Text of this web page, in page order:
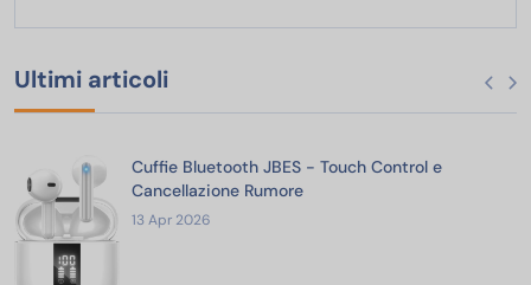
Ultimi articoli
Cuffie Bluetooth JBES - Touch Control e
Cancellazione Rumore
13 Apr 2026